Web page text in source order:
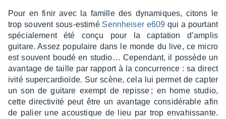
Pour en finir avec la famille des dyna­miques, citons le
trop souvent sous-estimé Senn­hei­ser e609 qui a pour­tant
spécia­le­ment été conçu pour la capta­tion d’am­plis
guitare. Assez popu­laire dans le monde du live, ce micro
est souvent boudé en studio… Cepen­dant, il possède un
avan­tage de taille par rapport à la concur­rence : sa direc­t
i­vité super­car­dioïde. Sur scène, cela lui permet de capter
un son de guitare exempt de repisse ; en home studio,
cette direc­ti­vité peut être un avan­tage consi­dé­rable afin
de palier une acous­tique de lieu par trop enva­his­sante.